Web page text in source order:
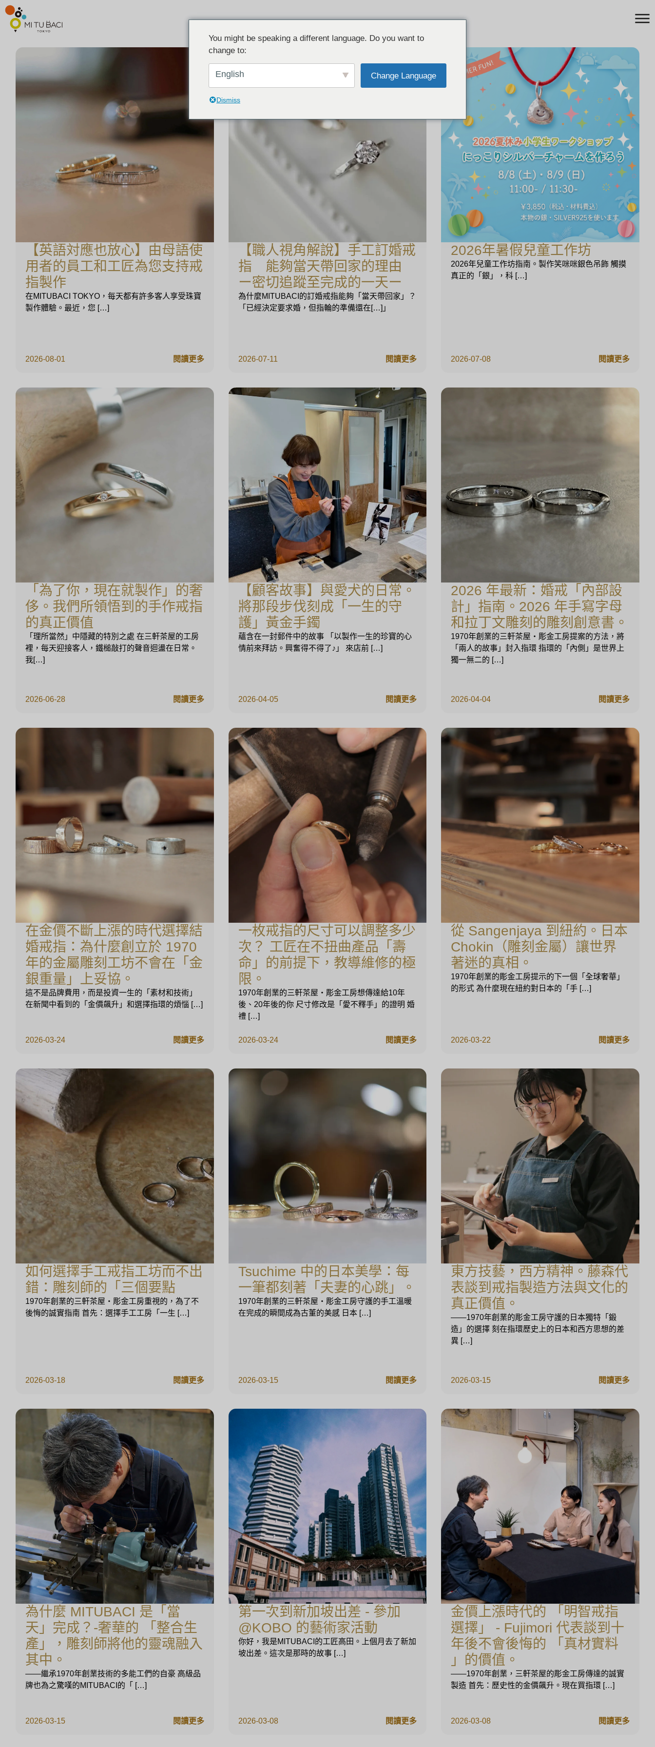
【英語対應也放心】由母語使
用者的員工和工匠為您支持戒
指製作
2026-08-01
在MITUBACI TOKYO，每天都有許多客人享受珠寶
製作體驗。最近，您 […]
閱讀更多
【職人視角解說】手工訂婚戒
指 能夠當天帶回家的理由
ー密切追蹤至完成的一天ー
2026-07-11
為什麼MITUBACI的訂婚戒指能夠「當天帶回家」？
「已經決定要求婚，但指輪的準備還在[…]」
閱讀更多
2026年暑假兒童工作坊
2026-07-08
2026年兒童工作坊指南。製作笑咪咪銀色吊飾 觸摸
真正的「銀」，科 […]
閱讀更多
「為了你，現在就製作」的奢
侈。我們所領悟到的手作戒指
的真正價值
2026-06-28
「理所當然」中隱藏的特別之處 在三軒茶屋的工房
裡，每天迎接客人，鐵槌敲打的聲音迴盪在日常。
我[…]
閱讀更多
【顧客故事】與愛犬的日常。
將那段步伐刻成「一生的守
護」黃金手鐲
2026-04-05
蘊含在一封郵件中的故事 「以製作一生的珍寶的心
情前來拜訪。興奮得不得了♪」 來店前 […]
閱讀更多
2026 年最新：婚戒「內部設
計」指南。2026 年手寫字母
和拉丁文雕刻的雕刻創意書。
2026-04-04
1970年創業的三軒茶屋・彫金工房提案的方法，將
「兩人的故事」封入指環 指環的「內側」是世界上
獨一無二的 […]
閱讀更多
在金價不斷上漲的時代選擇結
婚戒指：為什麼創立於 1970
年的金屬雕刻工坊不會在「金
銀重量」上妥協。
2026-03-24
這不是品牌費用，而是投資一生的「素材和技術」
在新聞中看到的「金價飆升」和選擇指環的煩惱 […]
閱讀更多
一枚戒指的尺寸可以調整多少
次？ 工匠在不扭曲產品「壽
命」的前提下，教導維修的極
限。
2026-03-24
1970年創業的三軒茶屋・彫金工房想傳達給10年
後、20年後的你 尺寸修改是「愛不釋手」的證明 婚
禮 […]
閱讀更多
從 Sangenjaya 到紐約。日本
Chokin（雕刻金屬）讓世界
著迷的真相。
2026-03-22
1970年創業的彫金工房提示的下一個「全球奢華」
的形式 為什麼現在紐約對日本的「手 […]
閱讀更多
如何選擇手工戒指工坊而不出
錯：雕刻師的「三個要點
2026-03-18
1970年創業的三軒茶屋・彫金工房重視的，為了不
後悔的誠實指南 首先：選擇手工工房「一生 […]
閱讀更多
Tsuchime 中的日本美學：每
一筆都刻著「夫妻的心跳」。
2026-03-15
1970年創業的三軒茶屋・彫金工房守護的手工溫暖
在完成的瞬間成為古董的美感 日本 […]
閱讀更多
東方技藝，西方精神。藤森代
表談到戒指製造方法與文化的
真正價值。
2026-03-15
——1970年創業的彫金工房守護的日本獨特「鍛
造」的選擇 刻在指環歷史上的日本和西方思想的差
異 […]
閱讀更多
為什麼 MITUBACI 是「當
天」完成？-奢華的 「整合生
產」，雕刻師將他的靈魂融入
其中。
2026-03-15
——繼承1970年創業技術的多能工們的自豪 高級品
牌也為之驚嘆的MITUBACI的「 […]
閱讀更多
第一次到新加坡出差 - 參加
@KOBO 的藝術家活動
2026-03-08
你好，我是MITUBACI的工匠高田。上個月去了新加
坡出差。這次是那時的故事 […]
閱讀更多
金價上漲時代的 「明智戒指
選擇」 - Fujimori 代表談到十
年後不會後悔的 「真材實料
」的價值。
2026-03-08
——1970年創業，三軒茶屋的彫金工房傳達的誠實
製造 首先：歷史性的金價飆升。現在買指環 […]
閱讀更多
You might be speaking a different language. Do you want to
change to:
English Change Language
Dismiss